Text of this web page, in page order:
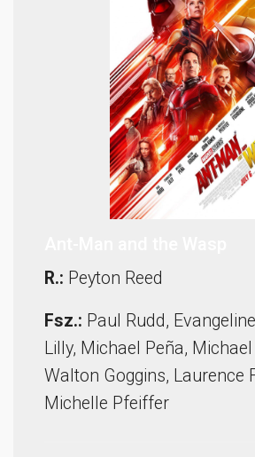
R.: Peyton Reed
Fsz.: Paul Rudd, Evangeline
Lilly, Michael Peña,
Walton Goggins, Laurence
Michelle Pfeiffer